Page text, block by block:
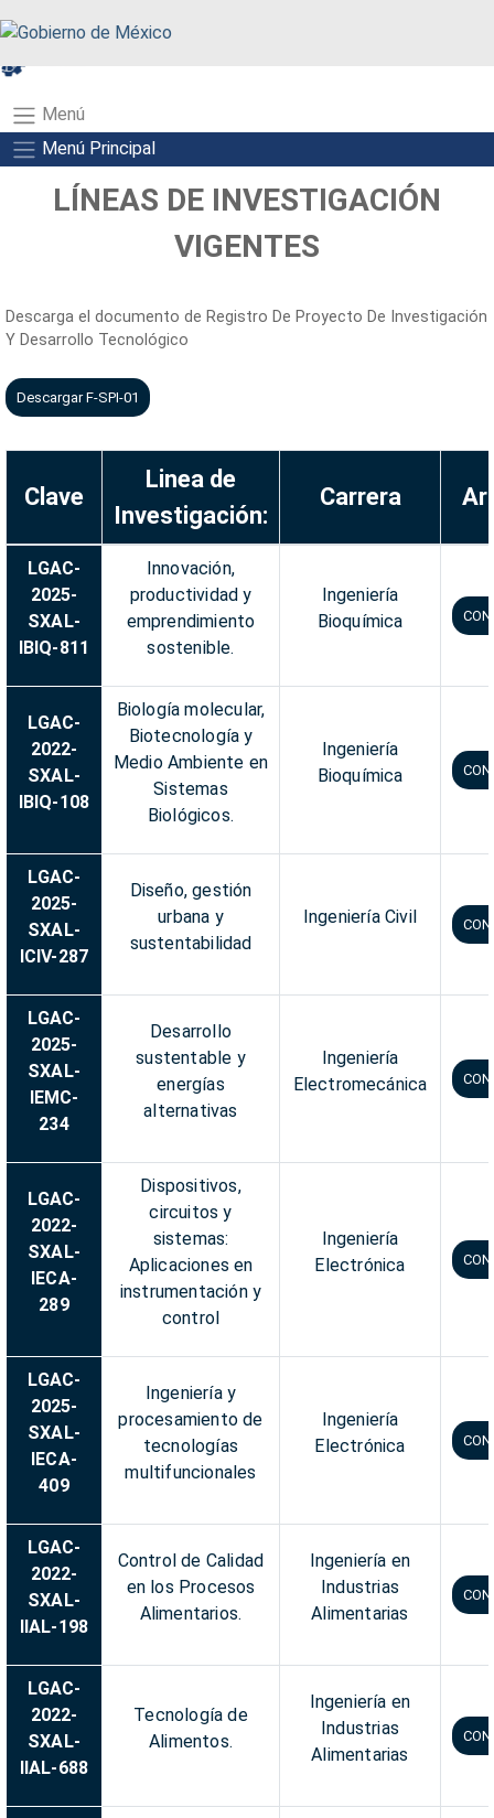
Menú
Menú Principal
LÍNEAS DE INVESTIGACIÓN
VIGENTES
Descarga el documento de Registro De Proyecto De Investigación
Y Desarrollo Tecnológico
Descargar F-SPI-01
Clave
Linea de
Investigación:
Carrera
LGAC-
2025-
SXAL-
IBIQ-811
Innovación,
productividad y
emprendimiento
sostenible.
Ingeniería
Bioquímica
LGAC-
2022-
SXAL-
IBIQ-108
Biología molecular,
Biotecnología y
Medio Ambiente en
Sistemas
Biológicos.
Ingeniería
Bioquímica
LGAC-
2025-
SXAL-
ICIV-287
Diseño, gestión
urbana y
sustentabilidad
Ingeniería Civil
LGAC-
2025-
SXAL-
IEMC-
234
Desarrollo
sustentable y
energías
alternativas
Ingeniería
Electromecánica
LGAC-
2022-
SXAL-
IECA-
289
Dispositivos,
circuitos y
sistemas:
Aplicaciones en
instrumentación y
control
Ingeniería
Electrónica
LGAC-
2025-
SXAL-
IECA-
409
Ingeniería y
procesamiento de
tecnologías
multifuncionales
Ingeniería
Electrónica
LGAC-
2022-
SXAL-
IIAL-198
Control de Calidad
en los Procesos
Alimentarios.
Ingeniería en
Industrias
Alimentarias
LGAC-
2022-
SXAL-
IIAL-688
Tecnología de
Alimentos.
Ingeniería en
Industrias
Alimentarias